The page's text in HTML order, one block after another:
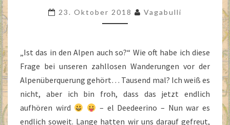
ALPEN?!
23. Oktober 2018 Vagabulli
„Ist das in den Alpen auch so?“ Wie oft habe ich diese
Frage bei unseren zahllosen Wanderungen vor der
Alpenüberquerung gehört… Tausend mal? Ich weiß es
nicht, aber ich bin froh, dass das jetzt endlich
aufhören wird
– el Deedeerino – Nun war es
endlich soweit. Lange hatten wir uns darauf gefreut,